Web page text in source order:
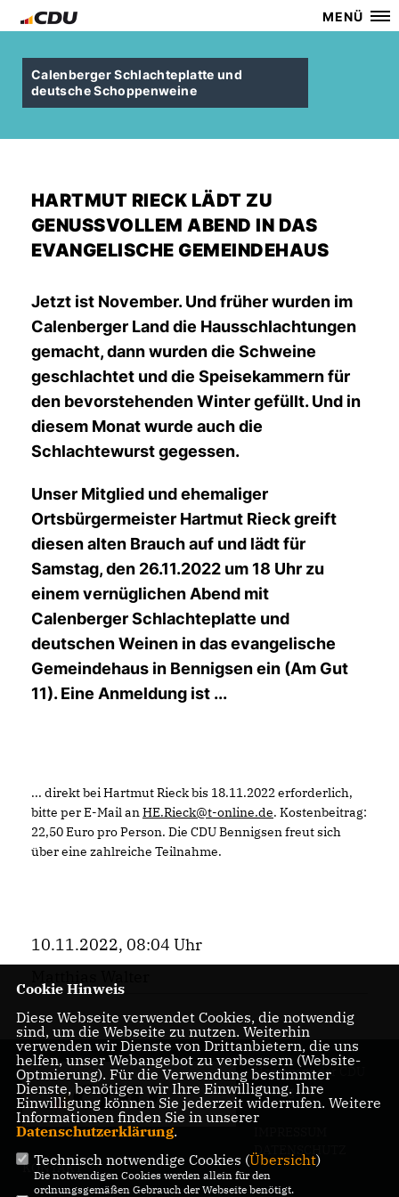
MENÜ
Calenberger Schlachteplatte und
deutsche Schoppenweine
HARTMUT RIECK LÄDT ZU
GENUSSVOLLEM ABEND IN DAS
EVANGELISCHE GEMEINDEHAUS
Jetzt ist November. Und früher wurden im
Calenberger Land die Hausschlachtungen
gemacht, dann wurden die Schweine
geschlachtet und die Speisekammern für
den bevorstehenden Winter gefüllt. Und in
diesem Monat wurde auch die
Schlachtewurst gegessen.
Unser Mitglied und ehemaliger
Ortsbürgermeister Hartmut Rieck greift
diesen alten Brauch auf und lädt für
Samstag, den 26.11.2022 um 18 Uhr zu
einem vernüglichen Abend mit
Calenberger Schlachteplatte und
deutschen Weinen in das evangelische
Gemeindehaus in Bennigsen ein (Am Gut
11). Eine Anmeldung ist ...
... direkt bei Hartmut Rieck bis 18.11.2022 erforderlich,
bitte per E-Mail anHE.Rieck@t-online.de. Kostenbeitrag:
22,50 Euro pro Person. Die CDU Bennigsen freut sich
über eine zahlreiche Teilnahme.
10.11.2022, 08:04 Uhr
Homepage der CDU
Bennigsen
DATENSCHUTZ
KONTAKT
Cookie Hinweis
Diese Webseite verwendet Cookies, die notwendig
sind, um die Webseite zu nutzen. Weiterhin
verwenden wir Dienste von Drittanbietern, die uns
helfen, unser Webangebot zu verbessern (Website-
Optmierung). Für die Verwendung bestimmter
Dienste, benötigen wir Ihre Einwilligung. Ihre
Einwilligung können Sie jederzeit widerrufen. Weitere
Informationen finden Sie in unserer
Datenschutzerklärung.
Technisch notwendige Cookies (Übersicht)
Die notwendigen Cookies werden allein für den
ordnungsgemäßen Gebrauch der Webseite benötigt.